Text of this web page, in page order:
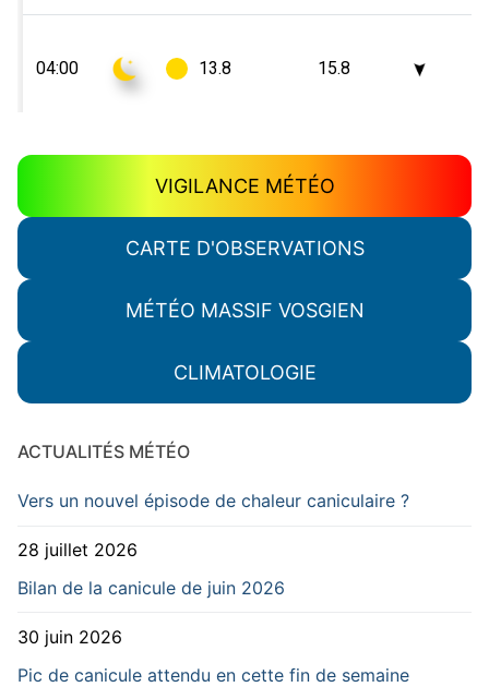
VIGILANCE MÉTÉO
CARTE D'OBSERVATIONS
MÉTÉO MASSIF VOSGIEN
CLIMATOLOGIE
ACTUALITÉS MÉTÉO
Vers un nouvel épisode de chaleur caniculaire ?
28 juillet 2026
Bilan de la canicule de juin 2026
30 juin 2026
Pic de canicule attendu en cette fin de semaine